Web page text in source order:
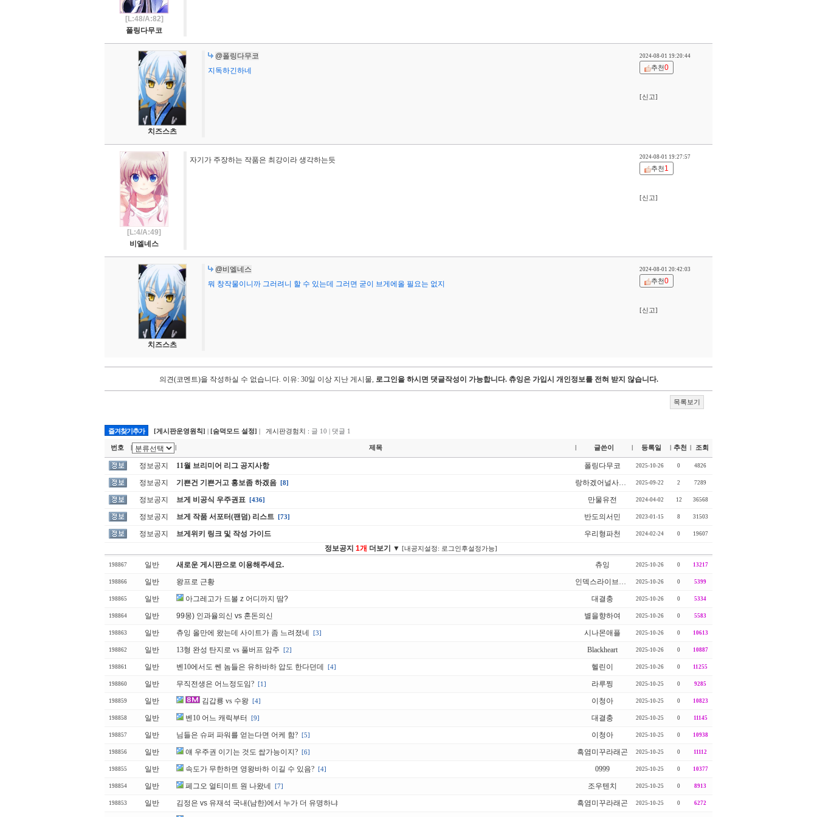
[L:48/A:82]
폴링다무코
치즈스츠
@폴링다무코
지독하긴하네
2024-08-01 19:20:44
추천0
[신고]
[L:4/A:49]
비엘네스
자기가 주장하는 작품은 최강이라 생각하는듯 2024-08-01 19:27:57
추천1
[신고]
치즈스츠
@비엘네스
뭐 창작물이니까 그러려니 할 수 있는데 그러면 굳이 브게에올 필요는 없지
2024-08-01 20:42:03
추천0
[신고]
의견(코멘트)을 작성하실 수 없습니다. 이유: 30일 이상 지난 게시물, 로그인을 하시면 댓글작성이 가능합니다. 츄잉은 가입시 개인정보를 전혀 받지 않습니다.
목록보기
즐겨찾기추가 [게시판운영원칙] | [숨덕모드 설정] | 게시판경험치 : 글 10 | 댓글 1
번호 제목 글쓴이 등록일 추천 조회
정보공지 11월 브리미어 리그 공지사항 폴링다무코 2025-10-26 0 4826
정보공지 기쁜건 기쁜거고 홍보좀 하겠음 [8] 랑하겠어널사랑하 2025-09-22 2 7289
정보공지 브게 비공식 우주권표 [436] 만물유전 2024-04-02 12 36568
정보공지 브게 작품 서포터(팬덤) 리스트 [73] 반도의서민 2023-01-15 8 31503
정보공지 브게위키 링크 및 작성 가이드 우리형파천 2024-02-24 0 19607
정보공지 1개 더보기 ▼ [내공지설정: 로그인후설정가능]
198867 일반 새로운 게시판으로 이용해주세요. 츄잉 2025-10-26 0 13217
198866 일반 왕프로 근황 인덱스라이브로룸 2025-10-26 0 5399
198865 일반 아그레고가 드볼 z 어디까지 땀? 대결충 2025-10-26 0 5334
198864 일반 99몽) 인과율의신 vs 혼돈의신 별을향하여 2025-10-26 0 5583
198863 일반 츄잉 올만에 왔는데 사이트가 좀 느려졌네 [3] 시나몬애플 2025-10-26 0 10613
198862 일반 13형 완성 탄지로 vs 풀버프 암주 [2] Blackheart 2025-10-26 0 10887
198861 일반 벤10에서도 쎈 놈들은 유하바하 압도 한다던데 [4] 헬린이 2025-10-26 0 11255
198860 일반 무직전생은 어느정도임? [1] 라루찡 2025-10-25 0 9285
198859 일반 김갑룡 vs 수왕 [4] 이청아 2025-10-25 0 10823
198858 일반 벤10 어느 캐릭부터 [9] 대결충 2025-10-25 0 11145
198857 일반 님들은 슈퍼 파워를 얻는다면 어케 함? [5] 이청아 2025-10-25 0 10938
198856 일반 얘 우주권 이기는 것도 쌉가능이지? [6] 흑염미꾸라래곤 2025-10-25 0 11112
198855 일반 속도가 무한하면 영왕바하 이길 수 있음? [4] 0999 2025-10-25 0 10377
198854 일반 페그오 얼티미트 원 나왔네 [7] 조우텐치 2025-10-25 0 8913
198853 일반 김정은 vs 유재석 국내(남한)에서 누가 더 유명하냐 흑염미꾸라래곤 2025-10-25 0 6272